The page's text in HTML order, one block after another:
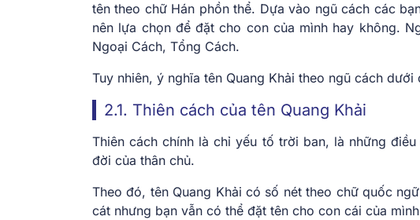
tên theo chữ Hán phồn thể. Dựa vào ngũ cách các
nên lựa chọn để đặt cho con của mình hay không.
Ngoại Cách, Tổng Cách.
Tuy nhiên, ý nghĩa tên Quang Khải theo ngũ cách dưới
2.1. Thiên cách của tên Quang Khải
Thiên cách chính là chỉ yếu tố trời ban, là những
đời của thân chủ.
Theo đó, tên Quang Khải có số nét theo chữ quốc
cát nhưng bạn vẫn có thể đặt tên cho con cái của